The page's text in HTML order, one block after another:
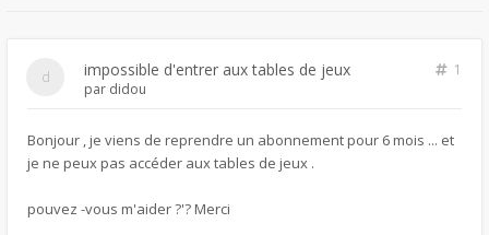
impossible d'entrer aux tables de jeux
1
par didou
Bonjour , je viens de reprendre un abonnement pour 6 mois ... et
je ne peux pas accéder aux tables de jeux .
pouvez -vous m'aider ?'? Merci